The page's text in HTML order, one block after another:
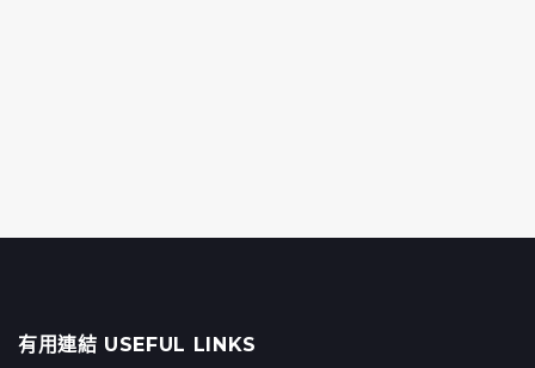
有用連結 USEFUL LINKS